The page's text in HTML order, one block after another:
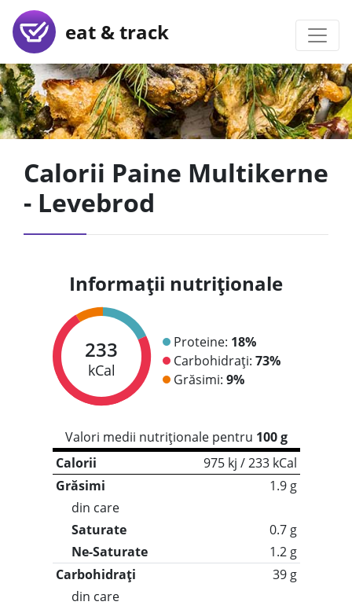
eat & track
Calorii Paine Multikerne
- Levebrod
Informații nutriționale
233
kCal
Proteine: 18%
Carbohidrați: 73%
Grăsimi: 9%
Valori medii nutriționale pentru 100 g
Calorii
975 kj / 233 kCal
Grăsimi
1.9 g
din care
Saturate
0.7 g
Ne-Saturate
1.2 g
Carbohidrați
39 g
din care